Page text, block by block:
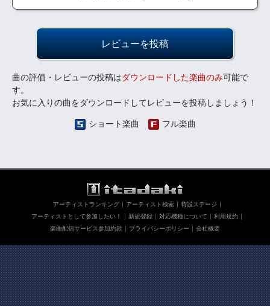
レビューを投稿
曲の評価・レビューの投稿はダウンロードした楽曲のみ可能で
す。
お気に入りの曲をダウンロードしてレビューを投稿しましょう！
ショート楽曲 フル楽曲
アーティストランキング アーティスト検索
特設ステージ
アーティストとして参加したい！
新規登録 対応機種について
利用規約
楽曲配信サービス参加約款
プライバシーポリシー 会社概要